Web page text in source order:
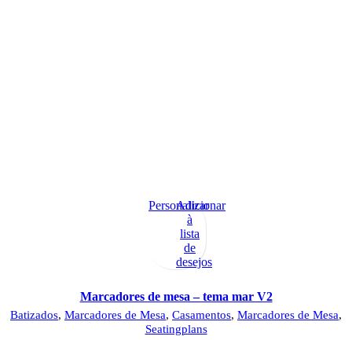
Personalizar
Adicionar
à
lista
de
desejos
Marcadores de mesa – tema mar V2
Batizados, Marcadores de Mesa, Casamentos, Marcadores de Mesa,
Seatingplans